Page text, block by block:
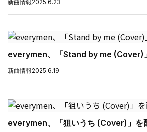
新曲情報2025.6.23
everymen、「Stand by me (Cover)
新曲情報2025.6.19
everymen、「狙いうち (Cover)」を